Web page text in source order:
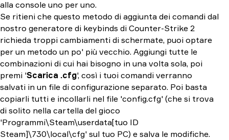
alla console uno per uno.
Se ritieni che questo metodo di aggiunta dei comandi dal
nostro generatore di keybinds di Counter-Strike 2
richieda troppi cambiamenti di schermate, puoi optare
per un metodo un po' più vecchio. Aggiungi tutte le
combinazioni di cui hai bisogno in una volta sola, poi
premi 'Scarica .cfg', così i tuoi comandi verranno
salvati in un file di configurazione separato. Poi basta
copiarli tutti e incollarli nel file 'config.cfg' (che si trova
di solito nella cartella del gioco
'Programmi\Steam\userdata[tuo ID
Steam]\730\local\cfg' sul tuo PC) e salva le modifiche.